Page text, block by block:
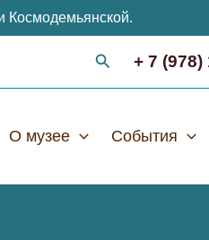
Космодемьянской.
+ 7 (978)
О музее События